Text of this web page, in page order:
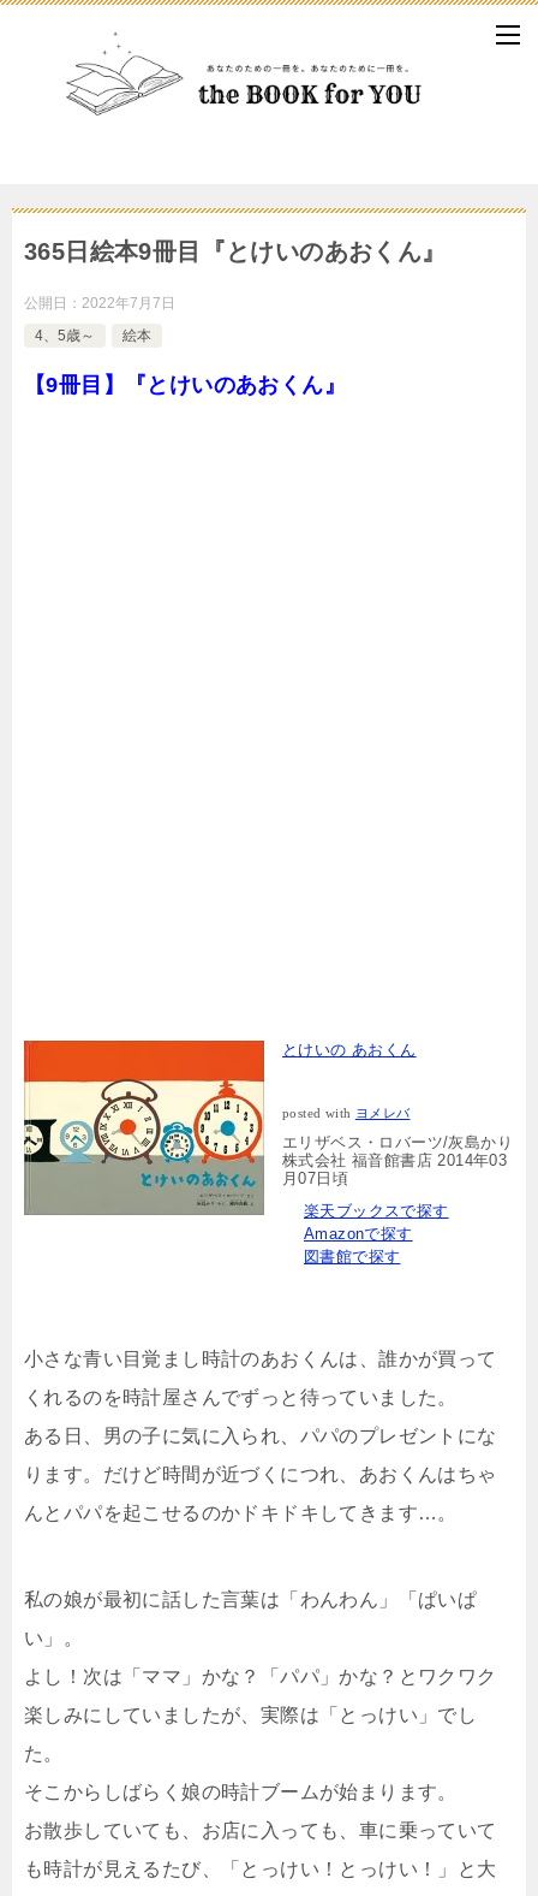
365日絵本9冊目『とけいのあおくん』
公開日： 2022年7月7日
4、5歳～
絵本
【9冊目】『とけいのあおくん』
とけいの あおくん
posted with ヨメレバ
エリザベス・ロバーツ/灰島かり
株式会社 福音館書店 2014年03
月07日頃
楽天ブックスで探す
Amazonで探す
図書館で探す
小さな青い目覚まし時計のあおくんは、誰かが買って
くれるのを時計屋さんでずっと待っていました。
ある日、男の子に気に入られ、パパのプレゼントにな
ります。だけど時間が近づくにつれ、あおくんはちゃ
んとパパを起こせるのかドキドキしてきます…。
私の娘が最初に話した言葉は「わんわん」「ぱいぱ
い」。
よし！次は「ママ」かな？「パパ」かな？とワクワク
楽しみにしていましたが、実際は「とっけい」でし
た。
そこからしばらく娘の時計ブームが始まります。
お散歩していても、お店に入っても、車に乗っていて
も時計が見えるたび、「とっけい！とっけい！」と大